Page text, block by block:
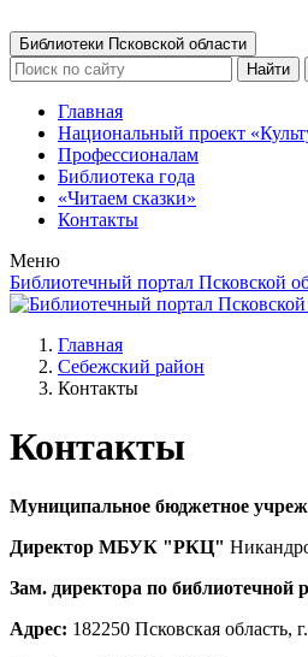
Библиотеки Псковской области
Найти
Главная
Национальный проект
Профессионалам
Библиотека года
«Читаем сказки»
Контакты
Меню
Библиотечный портал Псковской
Главная
Себежский район
Контакты
Контакты
Муниципальное бюджетное
Директор МБУК "РКЦ"
Зам. директора по библиотечной
Адрес: 182250 Псковская область,